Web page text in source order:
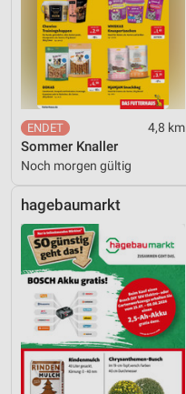
4,8 km
Sommer Knaller
Noch morgen gültig
hagebaumarkt